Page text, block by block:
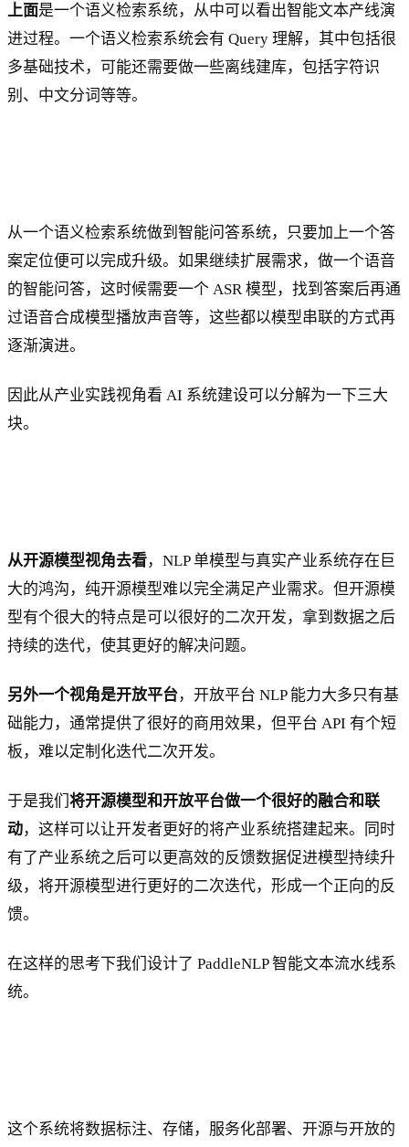
上面是一个语义检索系统，从中可以看出智能文本产线演
进过程。一个语义检索系统会有 Query 理解，其中包括很
多基础技术，可能还需要做一些离线建库，包括字符识
别、中文分词等等。
从一个语义检索系统做到智能问答系统，只要加上一个答
案定位便可以完成升级。如果继续扩展需求，做一个语音
的智能问答，这时候需要一个 ASR 模型，找到答案后再通
过语音合成模型播放声音等，这些都以模型串联的方式再
逐渐演进。
因此从产业实践视角看 AI 系统建设可以分解为一下三大
块。
从开源模型视角去看，NLP 单模型与真实产业系统存在巨
大的鸿沟，纯开源模型难以完全满足产业需求。但开源模
型有个很大的特点是可以很好的二次开发，拿到数据之后
持续的迭代，使其更好的解决问题。
另外一个视角是开放平台，开放平台 NLP 能力大多只有基
础能力，通常提供了很好的商用效果，但平台 API 有个短
板，难以定制化迭代二次开发。
于是我们 将开源模型和开放平台做一个很好的融合和联
动，这样可以让开发者更好的将产业系统搭建起来。同时
有了产业系统之后可以更高效的反馈数据促进模型持续升
级，将开源模型进行更好的二次迭代，形成一个正向的反
馈。
在这样的思考下我们设计了 PaddleNLP 智能文本流水线系
统。
这个系统将数据标注、存储，服务化部署、开源与开放的